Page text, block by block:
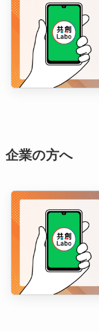
企業の方へ